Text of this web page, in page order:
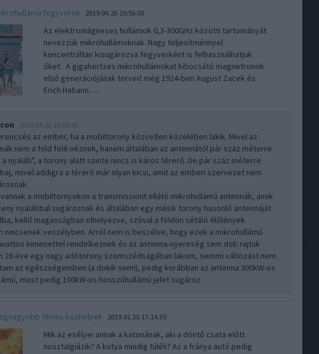
fegyverek 2019.04.20 10:56:03
Az elektromágneses hullámok 0,3-300GHz közötti tartományát
nevezzük mikrohullámoknak. Nagy teljesítménnyel
koncentráltan kisugározva fegyverként is felhasználhatjuk
őket. A gigahertzes mikrohullámokat kibocsátó magnetronok
első generációjának terveit még 1924-ben August Zacek és
Erich Habann…..
2019.04.20 20:50:40
az ember, ha a mobiltorony közvetlen közelében lakik. Mivel az
nem a föld felé néznek, hanem általában az antennától pár száz méterre
nyaláb", a torony alatt szinte nincs is káros térerő. De pár száz méterre
mivel addigra a térerő már olyan kicsi, amit az emberi szervezet nem
a mobiltornyokon a transmissiont ellátó mikrohullámú antennák, amik
nyalábbal sugároznak és általában egy másik torony hasonló antennáját
kellő magasságban elhelyezve, szóval a földön sétáló élőlények
nincsenek veszélyben. Arról nem is beszélve, hogy ezek a mikrohullámú
kimenettel rendelkeznek és az antenna-nyereség sem dob rajtuk
26 éve egy nagy adótorony szomszédságában lakom, semmi változást nem
az egészségemben (a dokik sem!), pedig korábban az antenna 300kW-os
most pedig 100kW-os hosszúhullámú jelet sugároz.
filmes közhelyek 2019.01.30 17:14:39
Mik az esélyei annak a katonának, aki a döntő csata előtt
nosztalgiázik? A kutya mindig túléli? Az a fránya autó pedig